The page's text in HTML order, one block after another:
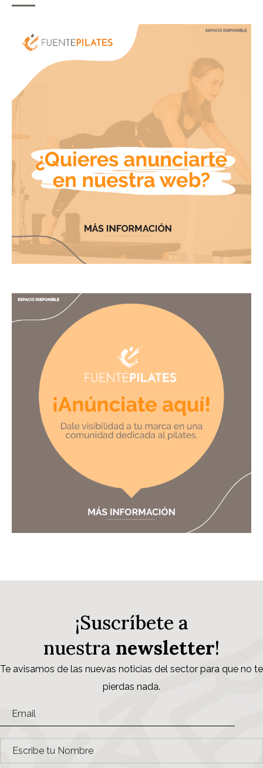
¡Suscríbete a
nuestra newsletter!
Te avisamos de las nuevas noticias del sector para que no te
pierdas nada.